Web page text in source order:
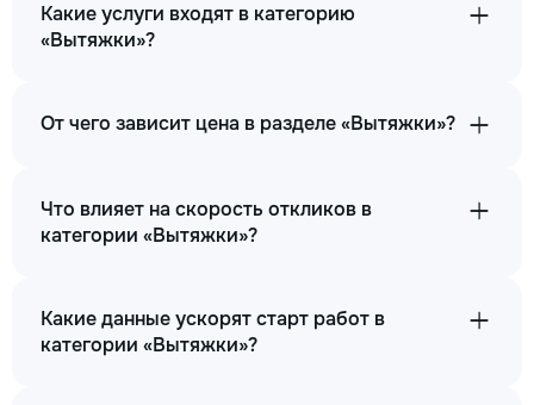
Какие услуги входят в категорию
«Вытяжки»?
От чего зависит цена в разделе «Вытяжки»?
Что влияет на скорость откликов в
категории «Вытяжки»?
Какие данные ускорят старт работ в
категории «Вытяжки»?